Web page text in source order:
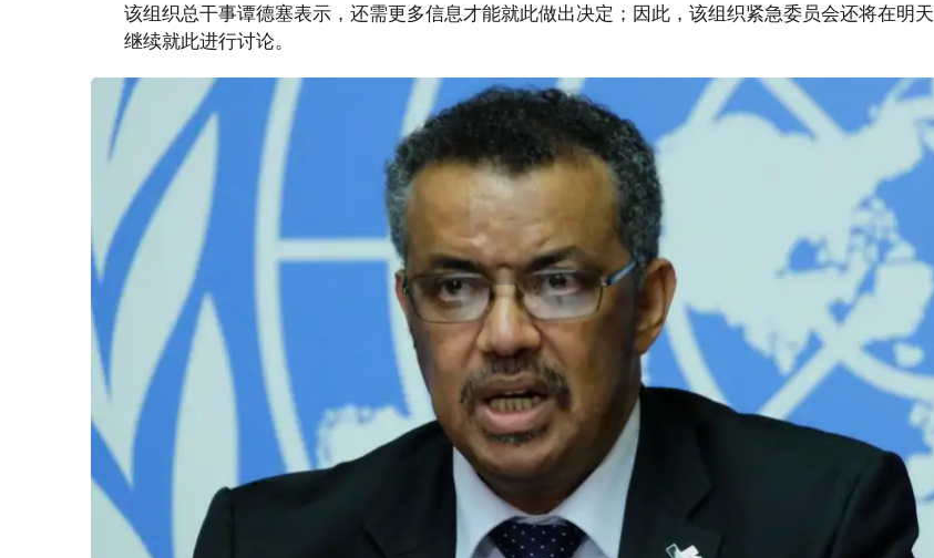
该组织总干事谭德塞表示，还需更多信息才能就此做出决定；因此，该组织紧急委员会还将在明天
继续就此进行讨论。